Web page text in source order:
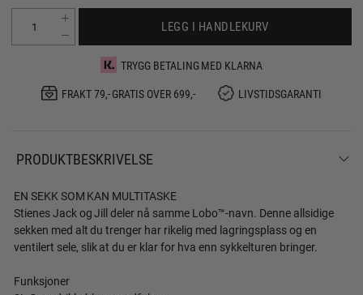
LEGG I HANDLEKURV
TRYGG BETALING MED KLARNA
FRAKT 79,- GRATIS OVER 699,-
LIVSTIDSGARANTI
PRODUKTBESKRIVELSE
EN SEKK SOM KAN MULTITASKE
Stienes Jack og Jill deler nå samme Lobo™-navn. Denne allsidige
sekken med alt du trenger har rikelig med lagringsplass og en
ventilert sele, slik at du er klar for hva enn sykkelturen bringer.
Funksjoner